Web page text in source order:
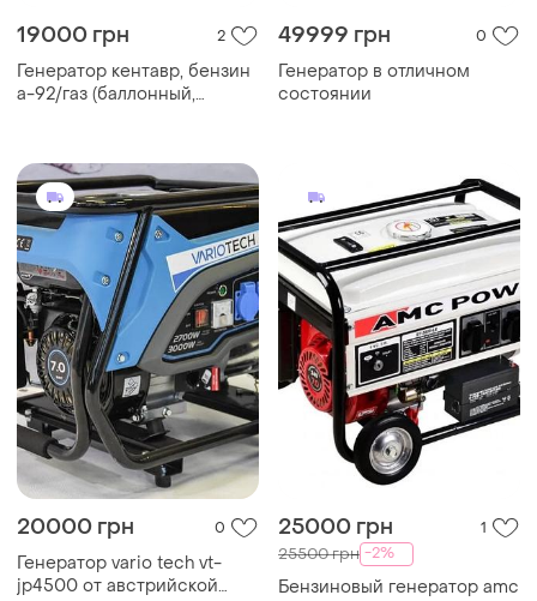
19000 грн 2
Генератор кентавр, бензин
а-92/газ (баллонный,
49999 грн 0
Генератор в отличном
состоянии
20000 грн 0
Генератор vario tech vt-
jp4500 от австрийской
25000 грн 1
25500 грн -2%
Бензиновый генератор amc